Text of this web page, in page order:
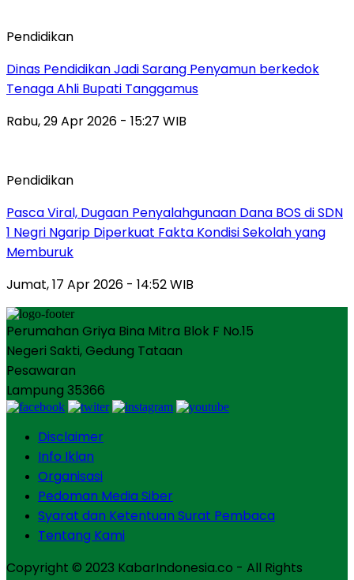
Pendidikan
Dinas Pendidikan Jadi Sarang Penyamun berkedok
Tenaga Ahli Bupati Tanggamus
Rabu, 29 Apr 2026 - 15:27 WIB
Pendidikan
Pasca Viral, Dugaan Penyalahgunaan Dana BOS di SDN
1 Negri Ngarip Diperkuat Fakta Kondisi Sekolah yang
Memburuk
Jumat, 17 Apr 2026 - 14:52 WIB
Perumahan Griya Bina Mitra Blok F No.15
Negeri Sakti, Gedung Tataan
Pesawaran
Lampung 35366
Disclaimer
Info Iklan
Organisasi
Pedoman Media Siber
Syarat dan Ketentuan Surat Pembaca
Tentang Kami
Copyright © 2023 KabarIndonesia.co - All Rights